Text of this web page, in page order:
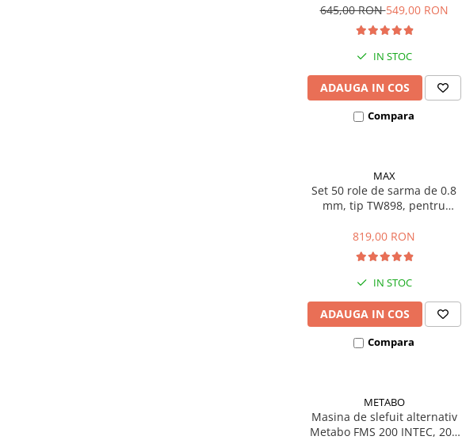
645,00 RON549,00 RON
IN STOC
ADAUGA IN COS
Compara
MAX
Set 50 role de sarma de 0.8
mm, tip TW898, pentru
MAX RT218 - RB398 - RB398S
819,00 RON
IN STOC
ADAUGA IN COS
Compara
METABO
Masina de slefuit alternativ
Metabo FMS 200 INTEC, 200